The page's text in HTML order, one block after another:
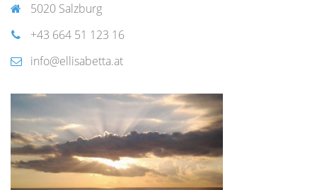
5020 Salzburg
+43 664 51 123 16
info@ellisabetta.at